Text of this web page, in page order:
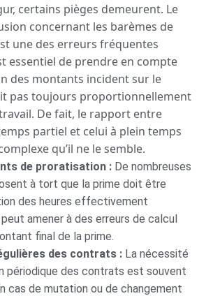
certains pièges demeurent. Le
concernant les barèmes de
une des erreurs fréquentes
essentiel de prendre en compte
des montants incident sur le
pas toujours proportionnellement
De fait, le rapport entre
partiel et celui à plein temps
qu’il ne le semble.
de proratisation : De nombreuses
à tort que la prime doit être
des heures effectivement
amener à des erreurs de calcul
final de la prime.
des contrats : La nécessité
périodique des contrats est souvent
cas de mutation ou de changement